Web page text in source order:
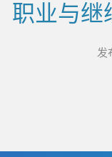
职业与继
发